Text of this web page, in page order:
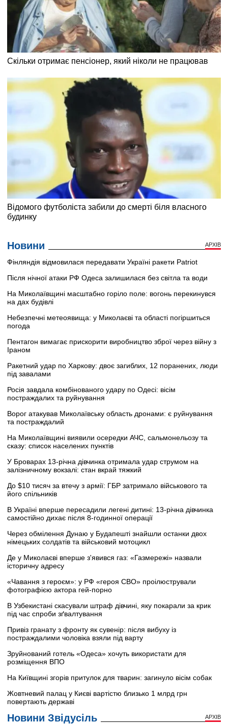
Новини АРХІВ
Фінляндія відмовилася передавати Україні ракети Patriot
Після нічної атаки РФ Одеса залишилася без світла та води
На Миколаївщині масштабно горіло поле: вогонь перекинувся
на дах будівлі
Небезпечні метеоявища: у Миколаєві та області погіршиться
погода
Пентагон вимагає прискорити виробництво зброї через війну з
Іраном
Ракетний удар по Харкову: двоє загиблих, 12 поранених, люди
під завалами
Росія завдала комбінованого удару по Одесі: вісім
постраждалих та руйнування
Ворог атакував Миколаївську область дронами: є руйнування
та постраждалий
На Миколаївщині виявили осередки АЧС, сальмонельозу та
сказу: список населених пунктів
У Броварах 13-річна дівчинка отримала удар струмом на
залізничному вокзалі: стан вкрай тяжкий
До $10 тисяч за втечу з армії: ГБР затримало військового та
його спільників
В Україні вперше пересадили легені дитині: 13-річна дівчинка
самостійно дихає після 8-годинної операції
Через обмілення Дунаю у Будапешті знайшли останки двох
німецьких солдатів та військовий мотоцикл
Де у Миколаєві вперше з'явився газ: «Газмережі» назвали
історичну адресу
«Чавання з героєм»: у РФ «героя СВО» проілюстрували
фотографією актора гей-порно
В Узбекистані скасували штраф дівчині, яку покарали за крик
під час спроби зґвалтування
Привіз гранату з фронту як сувенір: після вибуху із
постраждалими чоловіка взяли під варту
Зруйнований готель «Одеса» хочуть використати для
розміщення ВПО
На Київщині згорів притулок для тварин: загинуло вісім собак
Жовтневий палац у Києві вартістю близько 1 млрд грн
повертають державі
Новини Звідусіль АРХІВ